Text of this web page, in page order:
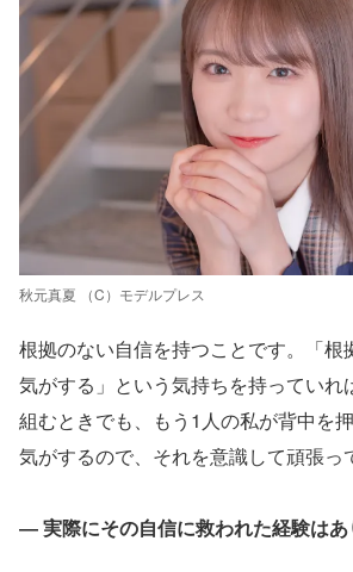
秋元真夏 （C）モデルプレス
根拠のない自信を持つことです。「根
気がする」という気持ちを持っていれ
組むときでも、もう1人の私が背中を
気がするので、それを意識して頑張っ
― 実際にその自信に救われた経験はあ